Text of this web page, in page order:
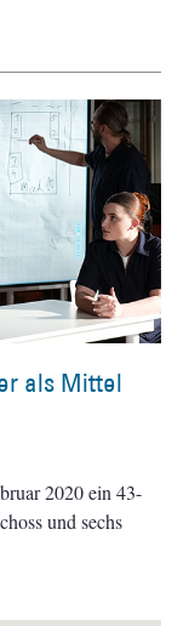
als Mittel
2020 ein 43-
und sechs